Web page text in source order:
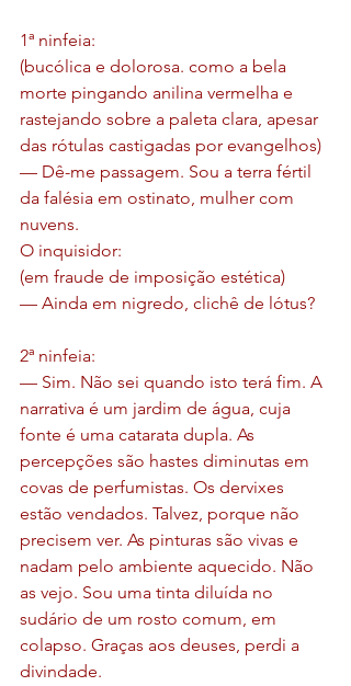
1ª ninfeia:
(bucólica e dolorosa. como a bela
morte pingando anilina vermelha e
rastejando sobre a paleta clara, apesar
das rótulas castigadas por evangelhos)
— Dê-me passagem. Sou a terra fértil
da falésia em ostinato, mulher com
nuvens.
O inquisidor:
(em fraude de imposição estética)
— Ainda em nigredo, clichê de lótus?
2ª ninfeia:
— Sim. Não sei quando isto terá fim. A
narrativa é um jardim de água, cuja
fonte é uma catarata dupla. As
percepções são hastes diminutas em
covas de perfumistas. Os dervixes
estão vendados. Talvez, porque não
precisem ver. As pinturas são vivas e
nadam pelo ambiente aquecido. Não
as vejo. Sou uma tinta diluída no
sudário de um rosto comum, em
colapso. Graças aos deuses, perdi a
divindade.